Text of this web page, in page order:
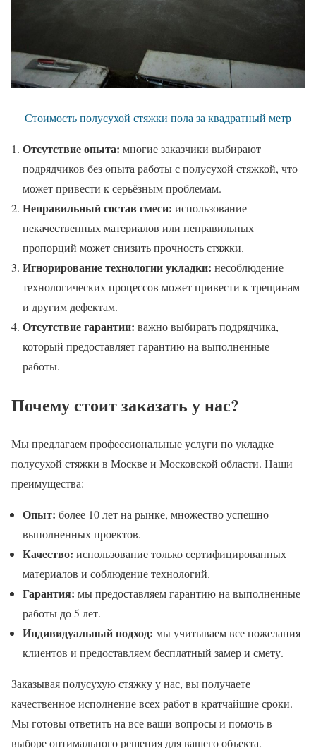
Стоимость полусухой стяжки пола за квадратный метр
Отсутствие опыта: многие заказчики выбирают
подрядчиков без опыта работы с полусухой стяжкой, что
может привести к серьёзным проблемам.
Неправильный состав смеси: использование
некачественных материалов или неправильных
пропорций может снизить прочность стяжки.
Игнорирование технологии укладки: несоблюдение
технологических процессов может привести к трещинам
и другим дефектам.
Отсутствие гарантии: важно выбирать подрядчика,
который предоставляет гарантию на выполненные
работы.
Почему стоит заказать у нас?
Мы предлагаем профессиональные услуги по укладке
полусухой стяжки в Москве и Московской области. Наши
преимущества:
Опыт: более 10 лет на рынке, множество успешно
выполненных проектов.
Качество: использование только сертифицированных
материалов и соблюдение технологий.
Гарантия: мы предоставляем гарантию на выполненные
работы до 5 лет.
Индивидуальный подход: мы учитываем все пожелания
клиентов и предоставляем бесплатный замер и смету.
Заказывая полусухую стяжку у нас, вы получаете
качественное исполнение всех работ в кратчайшие сроки.
Мы готовы ответить на все ваши вопросы и помочь в
выборе оптимального решения для вашего объекта.